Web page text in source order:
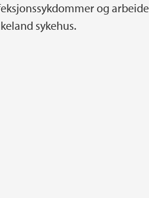
og
sykehus.